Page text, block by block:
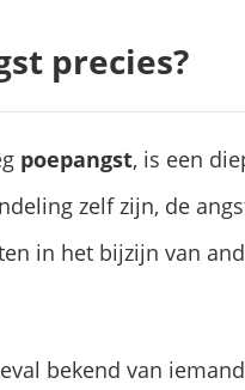
precies?
poepangst, is een
zelf zijn, de
in het bijzijn van
bekend van